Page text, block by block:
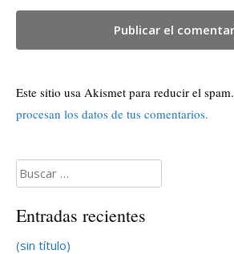
Este sitio usa Akismet para reducir el spam.
procesan los datos de tus comentarios.
Buscar:
Entradas recientes
(sin título)